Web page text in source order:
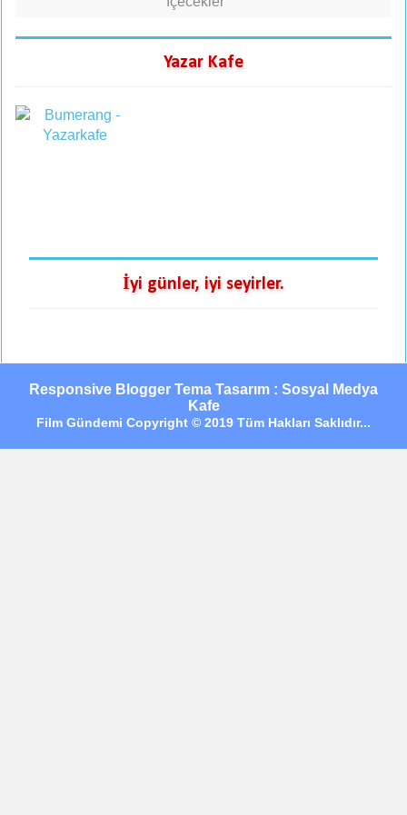
Yazar Kafe
İyi günler, iyi seyirler.
Responsive Blogger Tema Tasarım : Sosyal Medya
Kafe
Film Gündemi Copyright © 2019 Tüm Hakları Saklıdır...